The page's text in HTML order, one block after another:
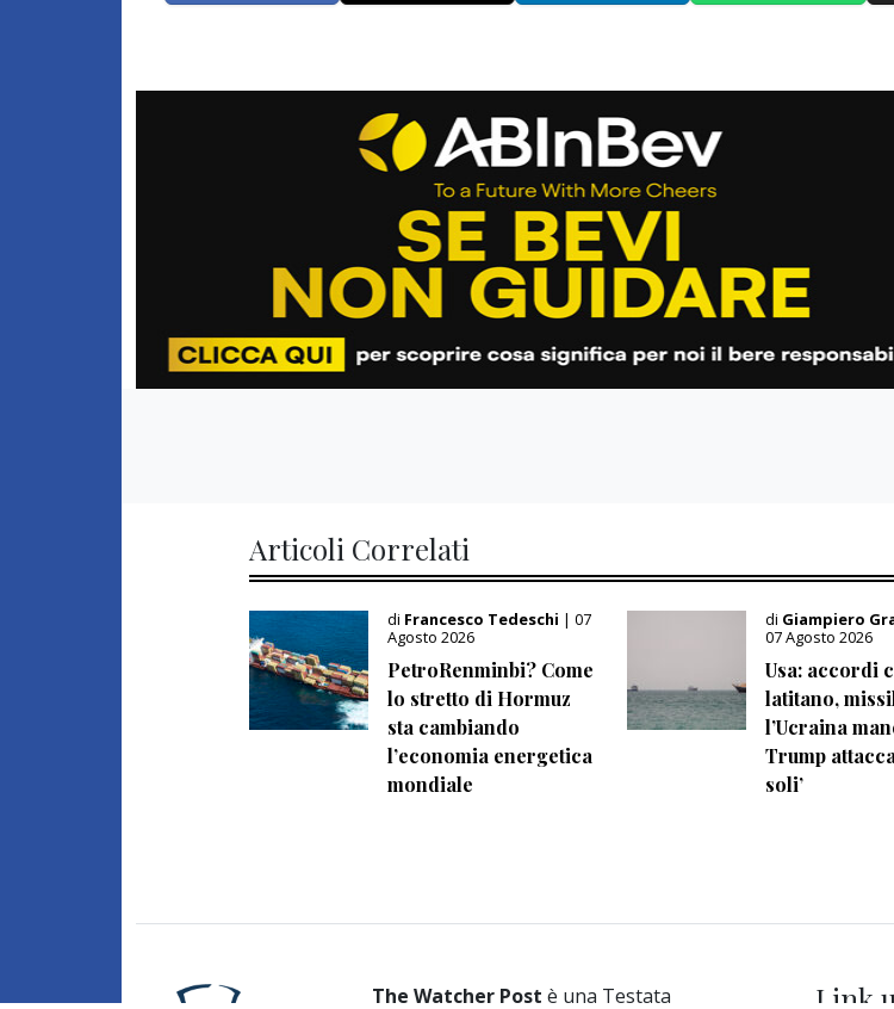
Articoli Correlati
di Francesco Tedeschi | 07
Agosto 2026
PetroRenminbi? Come
lo stretto di Hormuz
sta cambiando
l’economia energetica
mondiale
di Giampiero
07 Agosto 2026
Usa: accordi
latitano,
l’Ucraina
Trump
soli’
The Watcher Post è una Testata Link